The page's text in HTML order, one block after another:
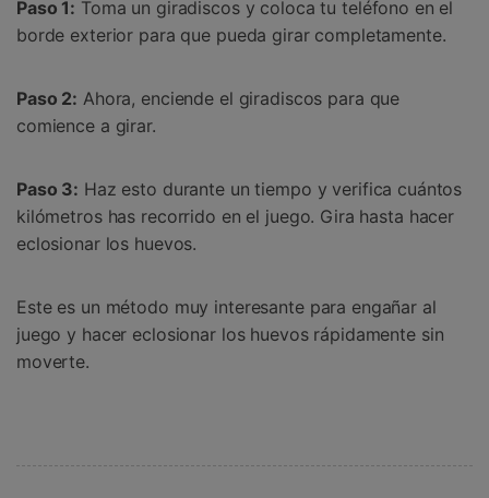
Paso 1: Toma un giradiscos y coloca tu teléfono en el
borde exterior para que pueda girar completamente.
Paso 2: Ahora, enciende el giradiscos para que
comience a girar.
Paso 3: Haz esto durante un tiempo y verifica cuántos
kilómetros has recorrido en el juego. Gira hasta hacer
eclosionar los huevos.
Este es un método muy interesante para engañar al
juego y hacer eclosionar los huevos rápidamente sin
moverte.